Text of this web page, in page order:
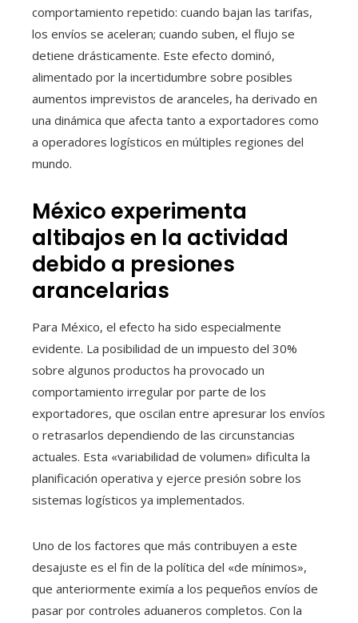
comportamiento repetido: cuando bajan las tarifas,
los envíos se aceleran; cuando suben, el flujo se
detiene drásticamente. Este efecto dominó,
alimentado por la incertidumbre sobre posibles
aumentos imprevistos de aranceles, ha derivado en
una dinámica que afecta tanto a exportadores como
a operadores logísticos en múltiples regiones del
mundo.
México experimenta
altibajos en la actividad
debido a presiones
arancelarias
Para México, el efecto ha sido especialmente
evidente. La posibilidad de un impuesto del 30%
sobre algunos productos ha provocado un
comportamiento irregular por parte de los
exportadores, que oscilan entre apresurar los envíos
o retrasarlos dependiendo de las circunstancias
actuales. Esta «variabilidad de volumen» dificulta la
planificación operativa y ejerce presión sobre los
sistemas logísticos ya implementados.
Uno de los factores que más contribuyen a este
desajuste es el fin de la política del «de mínimos»,
que anteriormente eximía a los pequeños envíos de
pasar por controles aduaneros completos. Con la